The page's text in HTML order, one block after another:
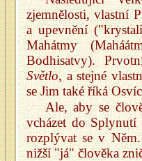
zjemnělosti, vlastní
a upevnění
Mahátmy
Bodhisatvy).
Světlo, a stejné
se Jim také říká
Ale, aby se
vcházet do
rozplývat se v
nižší "já" člověka